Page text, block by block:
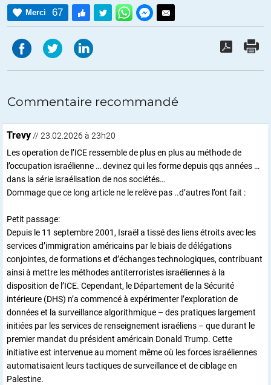
Merci 67
Commentaire recommandé
Trevy // 23.02.2026 à 23h20
Les operation de l’ICE ressemble de plus en plus au méthode de
l’occupation israélienne … devinez qui les forme depuis qqs années …
dans la série israélisation de nos sociétés…
Dommage que ce long article ne le relève pas ..d’autres l’ont fait :
Petit passage:
Depuis le 11 septembre 2001, Israël a tissé des liens étroits avec les
services d’immigration américains par le biais de délégations
conjointes, de formations et d’échanges technologiques, contribuant
ainsi à mettre les méthodes antiterroristes israéliennes à la
disposition de l’ICE. Cependant, le Département de la Sécurité
intérieure (DHS) n’a commencé à expérimenter l’exploration de
données et la surveillance algorithmique – des pratiques largement
initiées par les services de renseignement israéliens – que durant le
premier mandat du président américain Donald Trump. Cette
initiative est intervenue au moment même où les forces israéliennes
automatisaient leurs tactiques de surveillance et de ciblage en
Palestine.